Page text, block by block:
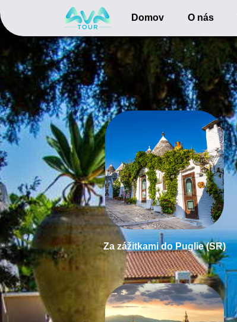
Domov O nás
Za zážitkami do Puglie (SR)